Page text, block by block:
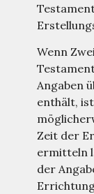
Wenn
Angaben
enthält,
Zeit der
ermitteln
der